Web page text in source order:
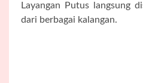
Layangan Putus langsung
dari berbagai kalangan.